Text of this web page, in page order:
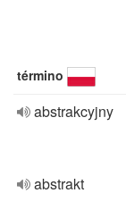
término
abstrakcyjny
abstrakt